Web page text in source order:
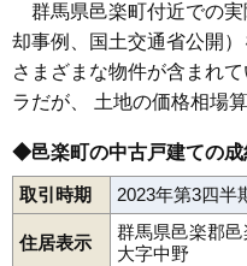
群馬県邑楽町付近での実
却事例、国土交通省公開
さまざまな物件が含まれ
ラだが、 土地の価格相場
◆邑楽町の中古戸建ての成
取引時期 2023年第3四半
住居表示
群馬県邑楽郡
大字中野